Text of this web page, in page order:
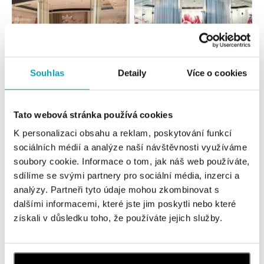
Souhlas Detaily Více o cookies
Tato webová stránka používá cookies
K personalizaci obsahu a reklam, poskytování funkcí
sociálních médií a analýze naší návštěvnosti využíváme
soubory cookie. Informace o tom, jak náš web používáte,
sdílíme se svými partnery pro sociální média, inzerci a
analýzy. Partneři tyto údaje mohou zkombinovat s
dalšími informacemi, které jste jim poskytli nebo které
získali v důsledku toho, že používáte jejich služby.
Všetky Česko Slovensko
HALADA OC Eurovea, Bratislava
Pribinova 8, 811 09 Bratislava
tel.: +421 910 284 071
dnes otvorené do 21:00
HALADA OC Avion, Bratislava
Ivanská cesta 16, 821 04 Bratislava
tel.: +421 917 090 372